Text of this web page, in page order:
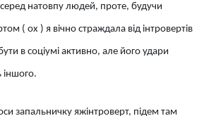
натовпу людей, проте, будучи
( ох ) я вічно страждала від інтровертів
в соціумі активно, але його удари
іншого.
запальничку яжінтроверт, підем там